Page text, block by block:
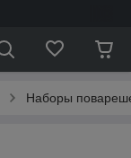
Наборы